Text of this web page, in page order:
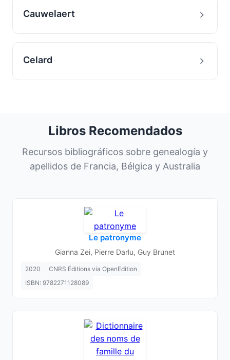
Cauwelaert
Celard
Libros Recomendados
Recursos bibliográficos sobre genealogía y
apellidos de Francia, Bélgica y Australia
Le patronyme
Gianna Zei, Pierre Darlu, Guy Brunet
2020
CNRS Éditions via OpenEdition
ISBN: 9782271128089